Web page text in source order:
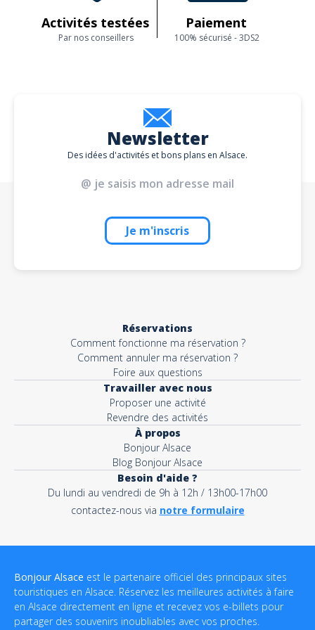
En respectant les restrictions d'âge et de taille, vous permettrez à vos
enfants de profiter en toute sécurité de cette aventure enVTT
Activités testées
Par nos conseillers
Paiement
100% sécurisé - 3DS2
Newsletter
Des idées d'activités et bons plans en Alsace.
Je m'inscris
Réservations
Comment fonctionne ma réservation ?
Comment annuler ma réservation ?
Foire aux questions
Travailler avec nous
Proposer une activité
Revendre des activités
À propos
Bonjour Alsace
Blog Bonjour Alsace
Besoin d'aide ?
Du lundi au vendredi de 9h à 12h / 13h00-17h00
contactez-nous via notre formulaire
Bonjour Alsace est le partenaire officiel des principaux sites
touristiques en Alsace. Réservez les meilleures activités à faire
en Alsace directement en ligne et recevez vos e-billets pour
partager des souvenirs inoubliables avec vos proches.